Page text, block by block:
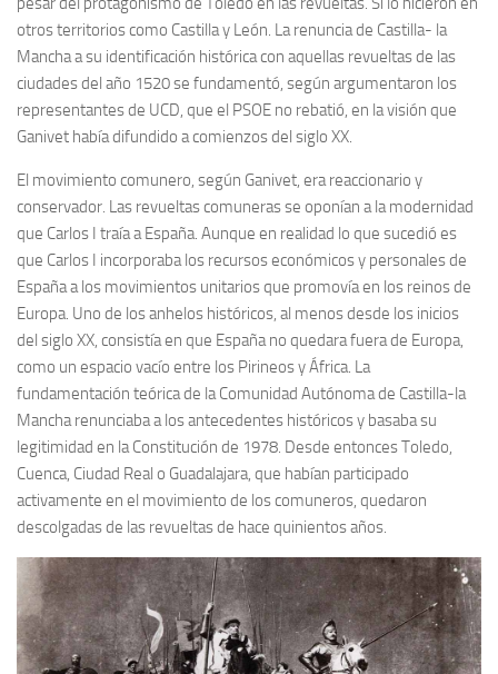
otros territorios como Castilla y León. La renuncia de Castilla- la
Mancha a su identificación histórica con aquellas revueltas de las
ciudades del año 1520 se fundamentó, según argumentaron los
representantes de UCD, que el PSOE no rebatió, en la visión que
Ganivet había difundido a comienzos del siglo XX.
El movimiento comunero, según Ganivet, era reaccionario y
conservador. Las revueltas comuneras se oponían a la modernidad
que Carlos I traía a España. Aunque en realidad lo que sucedió es
que Carlos I incorporaba los recursos económicos y personales de
España a los movimientos unitarios que promovía en los reinos de
Europa. Uno de los anhelos históricos, al menos desde los inicios
del siglo XX, consistía en que España no quedara fuera de Europa,
como un espacio vacío entre los Pirineos y África. La
fundamentación teórica de la Comunidad Autónoma de Castilla-la
Mancha renunciaba a los antecedentes históricos y basaba su
legitimidad en la Constitución de 1978. Desde entonces Toledo,
Cuenca, Ciudad Real o Guadalajara, que habían participado
activamente en el movimiento de los comuneros, quedaron
descolgadas de las revueltas de hace quinientos años.